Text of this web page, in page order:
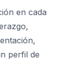
en cada
perfil de